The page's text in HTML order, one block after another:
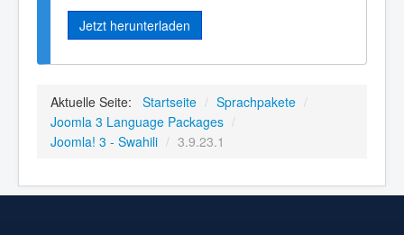
Jetzt herunterladen
Aktuelle Seite: Startseite / Sprachpakete /
Joomla 3 Language Packages /
Joomla! 3 - Swahili / 3.9.23.1